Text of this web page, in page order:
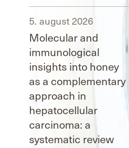
5. august 2026
Molecular and
immunological
insights into honey
as a complementary
approach in
hepatocellular
carcinoma: a
systematic review